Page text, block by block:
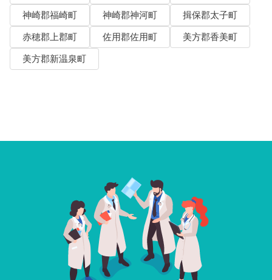
神崎郡福崎町
神崎郡神河町
揖保郡太子町
赤穂郡上郡町
佐用郡佐用町
美方郡香美町
美方郡新温泉町